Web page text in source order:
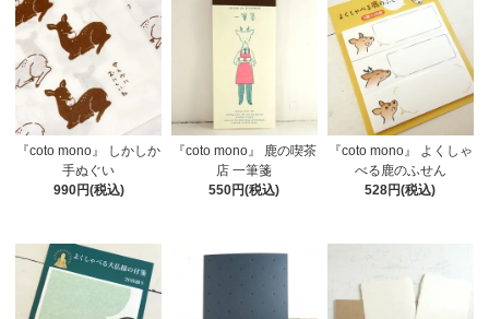
『coto mono』 しかしか
手ぬぐい
990円(税込)
『coto mono』 鹿の喫茶
店 一筆箋
550円(税込)
『coto mono』 よくしゃ
べる鹿のふせん
528円(税込)